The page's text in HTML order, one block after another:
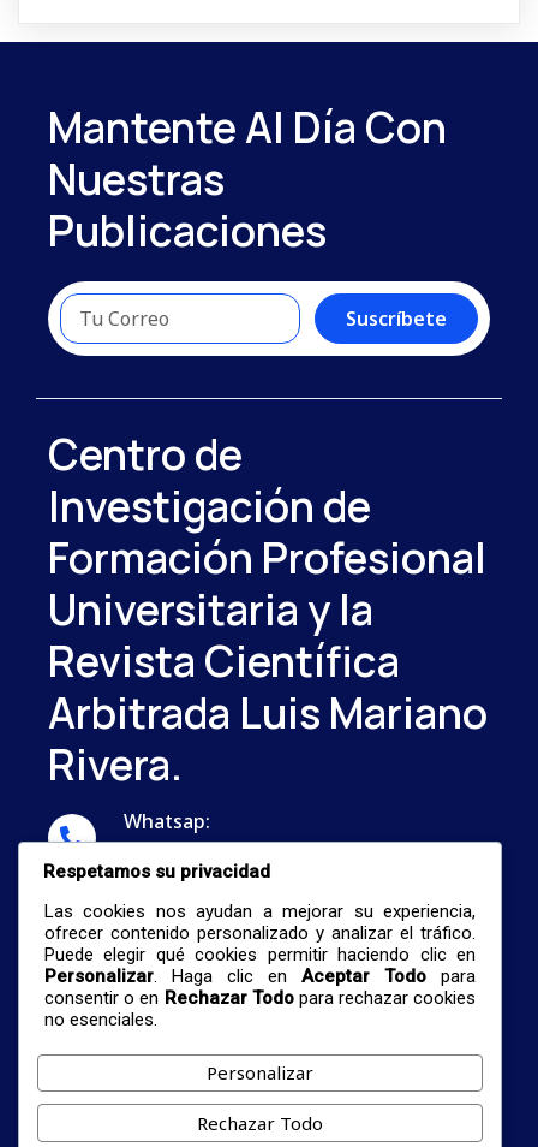
Mantente Al Día Con
Nuestras
Publicaciones
Suscríbete
Centro de
Investigación de
Formación Profesional
Universitaria y la
Revista Científica
Arbitrada Luis Mariano
Rivera.
Whatsap:
nestormalave26@gmail.com
© 2026 Centro De Investigación De Formación
Profesional Universitaria Y La Revista
Respetamos su privacidad
Las cookies nos ayudan a mejorar su experiencia,
ofrecer contenido personalizado y analizar el tráfico.
Puede elegir qué cookies permitir haciendo clic en
Personalizar. Haga clic enAceptar Todo para
consentir o en Rechazar Todopara rechazar cookies
no esenciales.
Personalizar
Rechazar Todo